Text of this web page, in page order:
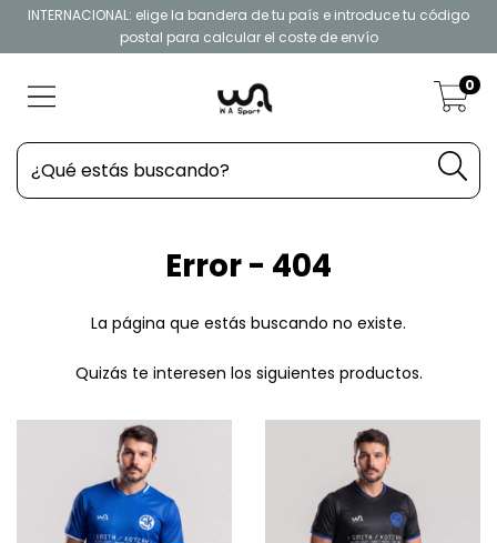
INTERNACIONAL: elige la bandera de tu país e introduce tu código
postal para calcular el coste de envío
0
Error - 404
La página que estás buscando no existe.
Quizás te interesen los siguientes productos.